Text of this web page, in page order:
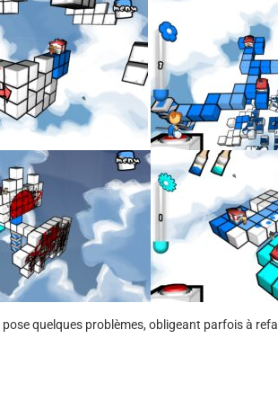
quelques problèmes, obligeant parfois à